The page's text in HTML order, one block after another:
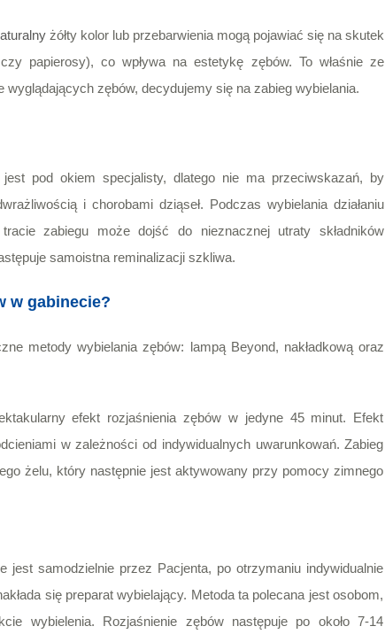
żółty kolor lub przebarwienia mogą pojawiać się na skutek
papierosy), co wpływa na estetykę zębów. To właśnie ze
zębów, decydujemy się na zabieg wybielania.
pod okiem specjalisty, dlatego nie ma przeciwskazań, by
i chorobami dziąseł. Podczas wybielania działaniu
zabiegu może dojść do nieznacznej utraty składników
samoistna reminalizacji szkliwa.
w gabinecie?
metody wybielania zębów: lampą Beyond, nakładkową oraz
efekt rozjaśnienia zębów w jedyne 45 minut. Efekt
w zależności od indywidualnych uwarunkowań. Zabieg
żelu, który następnie jest aktywowany przy pomocy zimnego
jest samodzielnie przez Pacjenta, po otrzymaniu indywidualnie
się preparat wybielający. Metoda ta polecana jest osobom,
wybielenia. Rozjaśnienie zębów następuje po około 7-14